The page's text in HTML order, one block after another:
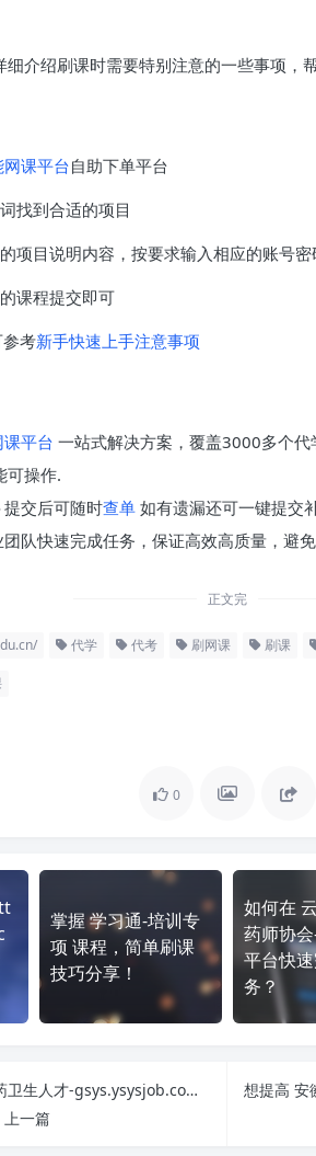
介绍刷课时需要特别注意的一些事项，
课平台自助下单平台
找到合适的项目
项目说明内容，按要求输入相应的账号
课程提交即可
考新手快速上手注意事项
平台 一站式解决方案，覆盖3000多个
可操作.
提交后可随时查单 如有遗漏还可一键提交
队快速完成任务，保证高效高质量，避
正文完
代学 代考 刷网课 刷课
0
掌握 学习通-培训专
项 课程，简单刷课
技巧分享！
如何在
药师协
平台快
务？
如何在 甘肃药师网-医药卫生人才-gsys.ysysjob.com 平台快速完成学习任务？
上一篇